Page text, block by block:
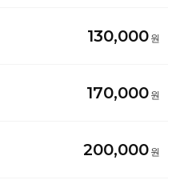
130,000
170,000
200,000